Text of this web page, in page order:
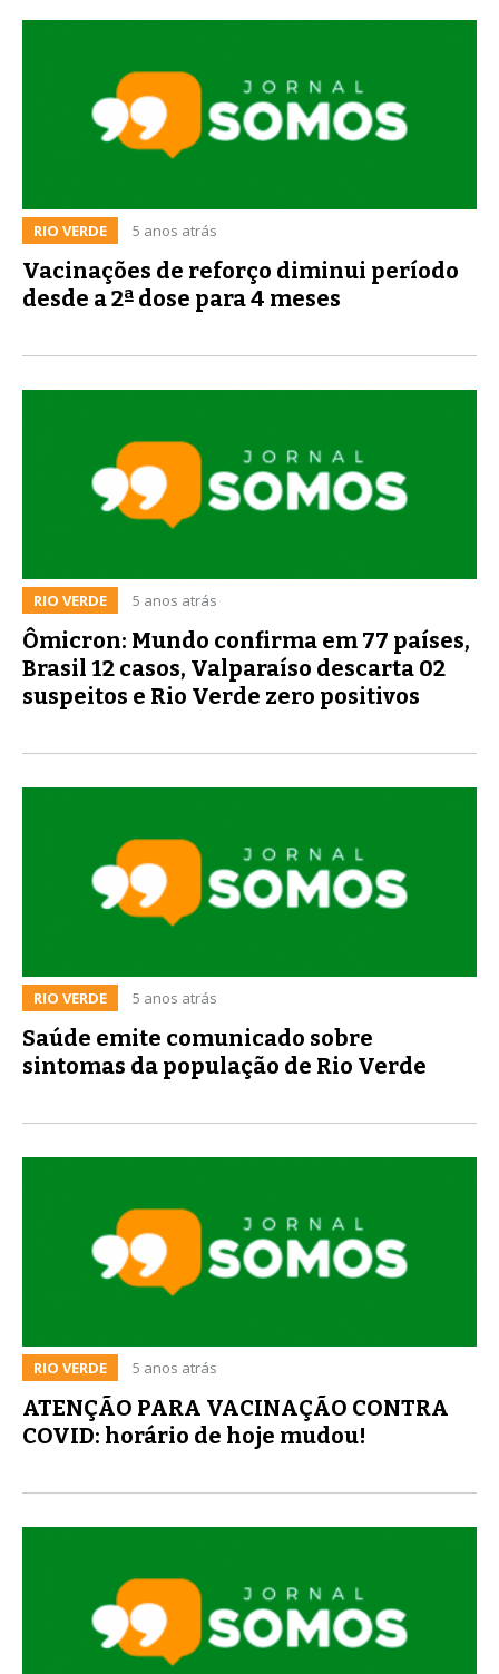
RIO VERDE 5 anos atrás
Vacinações de reforço diminui período
desde a 2ª dose para 4 meses
RIO VERDE 5 anos atrás
Ômicron: Mundo confirma em 77 países,
Brasil 12 casos, Valparaíso descarta 02
suspeitos e Rio Verde zero positivos
RIO VERDE 5 anos atrás
Saúde emite comunicado sobre
sintomas da população de Rio Verde
RIO VERDE 5 anos atrás
ATENÇÃO PARA VACINAÇÃO CONTRA
COVID: horário de hoje mudou!